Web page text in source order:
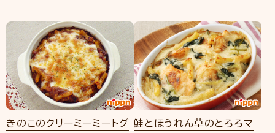
きのこのクリーミーミートグ 鮭とほうれん草のとろろマ